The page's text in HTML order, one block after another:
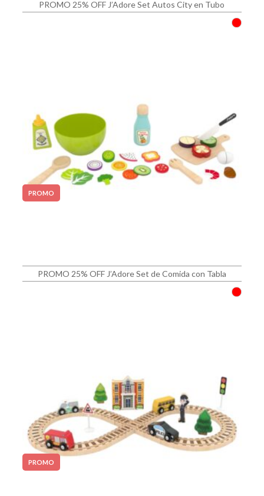
PROMO 25% OFF J’Adore Set Autos City en Tubo
PROMO
PROMO 25% OFF J’Adore Set de Comida con Tabla
PROMO